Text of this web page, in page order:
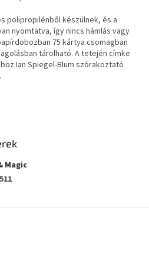
polipropilénből készülnek, és a
nyomtatva, így nincs hámlás vagy
75 kártya csomagban
tárolható. A tetején címke
Ian Spiegel-Blum szórakoztató
Magic